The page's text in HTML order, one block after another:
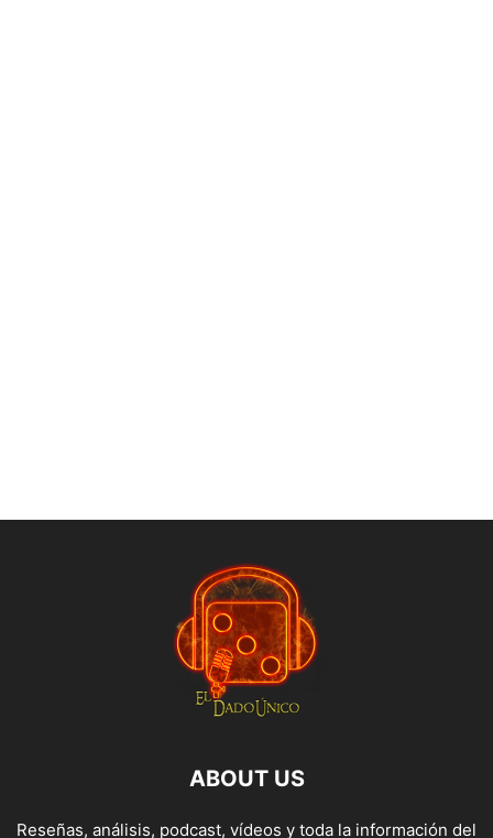
ABOUT US
Reseñas, análisis, podcast, vídeos y toda la información del